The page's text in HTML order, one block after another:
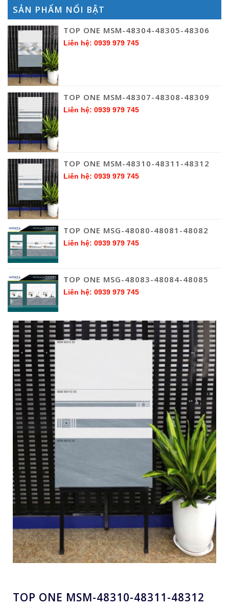
SẢN PHẨM NỔI BẬT
TOP ONE MSM-48304-48305-48306
Liên hệ: 0939 979 745
TOP ONE MSM-48307-48308-48309
Liên hệ: 0939 979 745
TOP ONE MSM-48310-48311-48312
Liên hệ: 0939 979 745
TOP ONE MSG-48080-48081-48082
Liên hệ: 0939 979 745
TOP ONE MSG-48083-48084-48085
Liên hệ: 0939 979 745
TOP ONE MSM-48310-48311-48312